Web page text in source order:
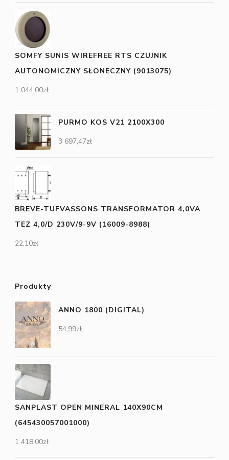
SOMFY SUNIS WIREFREE RTS CZUJNIK
AUTONOMICZNY SŁONECZNY (9013075)
1 044,00zł
PURMO KOS V21 2100X300
3 697,47zł
BREVE-TUFVASSONS TRANSFORMATOR 4,0VA
TEZ 4,0/D 230V/9-9V (16009-8988)
22,10zł
Produkty
ANNO 1800 (DIGITAL)
54,99zł
SANPLAST OPEN MINERAL 140X90CM
(645430057001000)
1 418,00zł